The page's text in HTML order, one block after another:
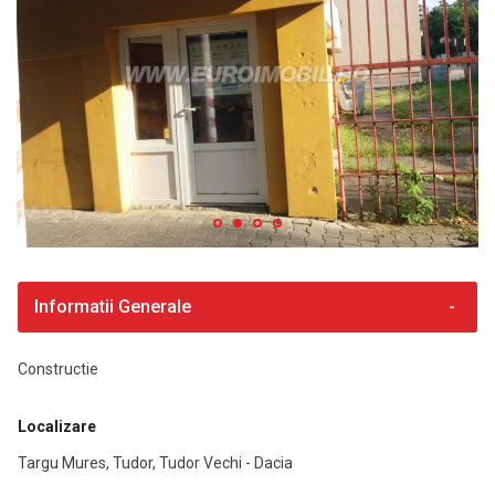
Informatii Generale
Constructie
Localizare
Targu Mures, Tudor, Tudor Vechi - Dacia